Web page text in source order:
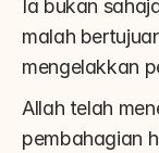
Ia bukan
malah
mengelakkan
Allah telah
pembahagian